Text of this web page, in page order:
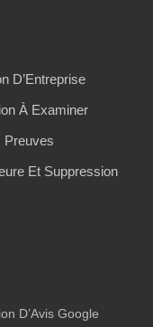
D’Entreprise
À Examiner
Preuves
Et Suppression
D’Avis Google